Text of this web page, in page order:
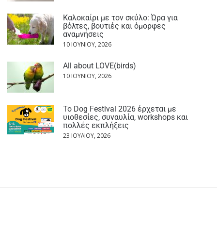
Καλοκαίρι με τον σκύλο: Ώρα για
βόλτες, βουτιές και όμορφες
αναμνήσεις
10 ΙΟΥΝΊΟΥ, 2026
All about LOVE(birds)
10 ΙΟΥΝΊΟΥ, 2026
Το Dog Festival 2026 έρχεται με
υιοθεσίες, συναυλία, workshops και
πολλές εκπλήξεις
23 ΙΟΥΛΊΟΥ, 2026